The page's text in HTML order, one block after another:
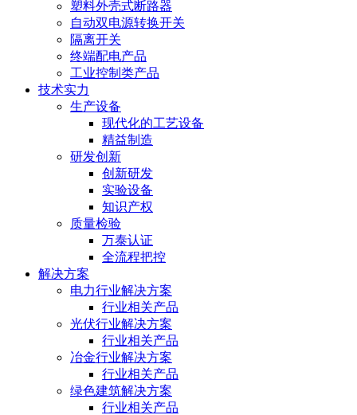
塑料外壳式断路器
自动双电源转换开关
隔离开关
终端配电产品
工业控制类产品
技术实力
生产设备
现代化的工艺设备
精益制造
研发创新
创新研发
实验设备
知识产权
质量检验
万泰认证
全流程把控
解决方案
电力行业解决方案
行业相关产品
光伏行业解决方案
行业相关产品
冶金行业解决方案
行业相关产品
绿色建筑解决方案
行业相关产品